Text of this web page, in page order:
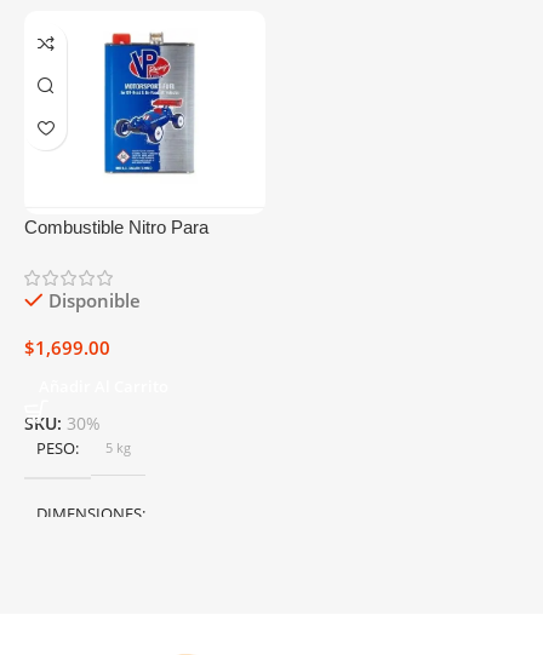
Combustible Nitro Para
Galón
Disponible
$1,699.00
SKU: 30%
PESO 5 kg
DIMENSIONES